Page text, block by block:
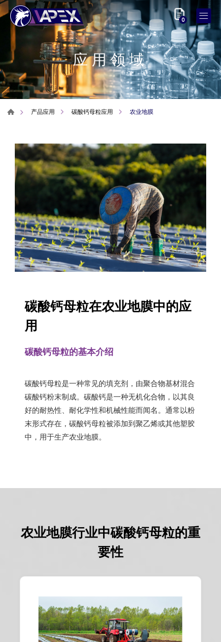
0
应用领域
产品应用 碳酸钙母粒应用 农业地膜
碳酸钙母粒在农业地膜中的应
用
碳酸钙母粒的基本介绍
碳酸钙母粒是一种常见的填充剂，由聚合物基材混合
碳酸钙粉末制成。碳酸钙是一种无机化合物，以其良
好的耐热性、耐化学性和机械性能而闻名。通常以粉
末形式存在，碳酸钙母粒被添加到聚乙烯或其他塑胶
中，用于生产农业地膜。
农业地膜行业中碳酸钙母粒的重
要性